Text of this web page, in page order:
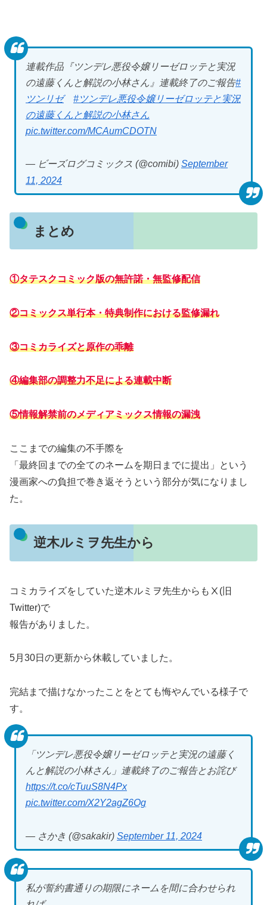
連載作品『ツンデレ悪役令嬢リーゼロッテと実況
の遠藤くんと解説の小林さん』連載終了のご報告#
ツンリゼ
#ツンデレ悪役令嬢リーゼロッテと実況
の遠藤くんと解説の小林さん
pic.twitter.com/MCAumCDOTN
— ビーズログコミックス (@comibi) September
11, 2024
まとめ
①タテスクコミック版の無許諾・無監修配信
②コミックス単行本・特典制作における監修漏れ
③コミカライズと原作の乖離
④編集部の調整力不足による連載中断
⑤情報解禁前のメディアミックス情報の漏洩
ここまでの編集の不手際を
「最終回までの全てのネームを期日までに提出」という
漫画家への負担で巻き返そうという部分が気になりまし
た。
逆木ルミヲ先生から
コミカライズをしていた逆木ルミヲ先生からもⅩ(旧
Twitter)で
報告がありました。
5月30日の更新から休載していました。
完結まで描けなかったことをとても悔やんでいる様子で
す。
「ツンデレ悪役令嬢リーゼロッテと実況の遠藤く
んと解説の小林さん」連載終了のご報告とお詫び
https://t.co/cTuuS8N4Px
pic.twitter.com/X2Y2agZ6Og
— さかき (@sakakir) September 11, 2024
私が誓約書通りの期限にネームを間に合わせられ